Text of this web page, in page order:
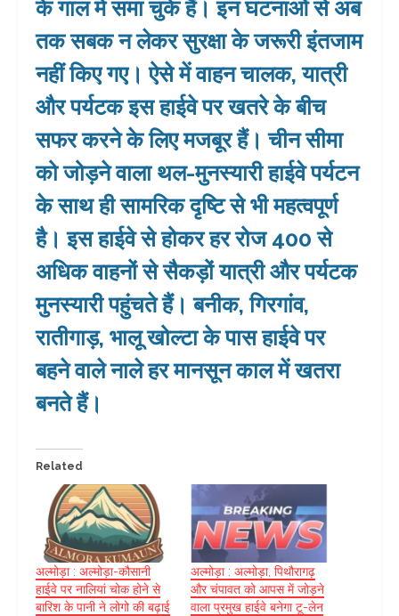
के गाल में समा चुके हैं। इन घटनाओं से अब
तक सबक न लेकर सुरक्षा के जरूरी इंतजाम
नहीं किए गए। ऐसे में वाहन चालक, यात्री
और पर्यटक इस हाईवे पर खतरे के बीच
सफर करने के लिए मजबूर हैं। चीन सीमा
को जोड़ने वाला थल-मुनस्यारी हाईवे पर्यटन
के साथ ही सामरिक दृष्टि से भी महत्वपूर्ण
है। इस हाईवे से होकर हर रोज 400 से
अधिक वाहनों से सैकड़ों यात्री और पर्यटक
मुनस्यारी पहुंचते हैं। बनीक, गिरगांव,
रातीगाड़, भालू खोल्टा के पास हाईवे पर
बहने वाले नाले हर मानसून काल में खतरा
बनते हैं।
Related
अल्मोड़ा : अल्मोड़ा-कौसानी
हाईवे पर नालियां चोक होने से
बारिश के पानी ने लोगो की बढ़ाई
अल्मोड़ा : अल्मोड़ा, पिथौरागढ़
और चंपावत को आपस में जोड़ने
वाला प्रमुख हाईवे बनेगा टू-लेन